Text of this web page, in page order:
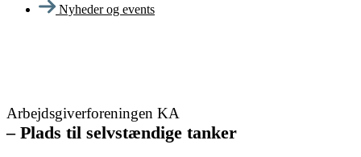
Nyheder og events
Arbejdsgiverforeningen KA
–Plads til selvstændige tanker